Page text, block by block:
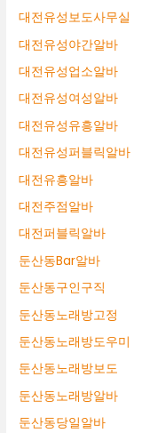
대전유성보도사무실
대전유성야간알바
대전유성업소알바
대전유성여성알바
대전유성유흥알바
대전유성퍼블릭알바
대전유흥알바
대전주점알바
대전퍼블릭알바
둔산동Bar알바
둔산동구인구직
둔산동노래방고정
둔산동노래방도우미
둔산동노래방보도
둔산동노래방알바
둔산동당일알바